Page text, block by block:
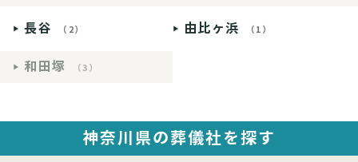
長谷 （2） 由比ヶ浜 （1）
和田塚 （3）
神奈川県の葬儀社を探す